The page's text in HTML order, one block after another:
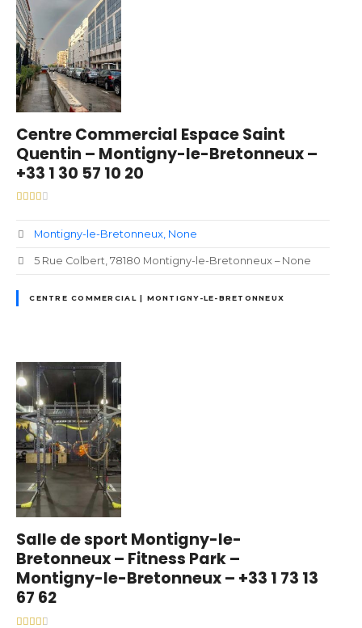
Centre Commercial Espace Saint
Quentin – Montigny-le-Bretonneux –
+33 1 30 57 10 20
Montigny-le-Bretonneux None
5 Rue Colbert, 78180 Montigny-le-Bretonneux – None
CENTRE COMMERCIAL | MONTIGNY-LE-BRETONNEUX
Salle de sport Montigny-le-
Bretonneux – Fitness Park –
Montigny-le-Bretonneux – +33 1 73 13
67 62